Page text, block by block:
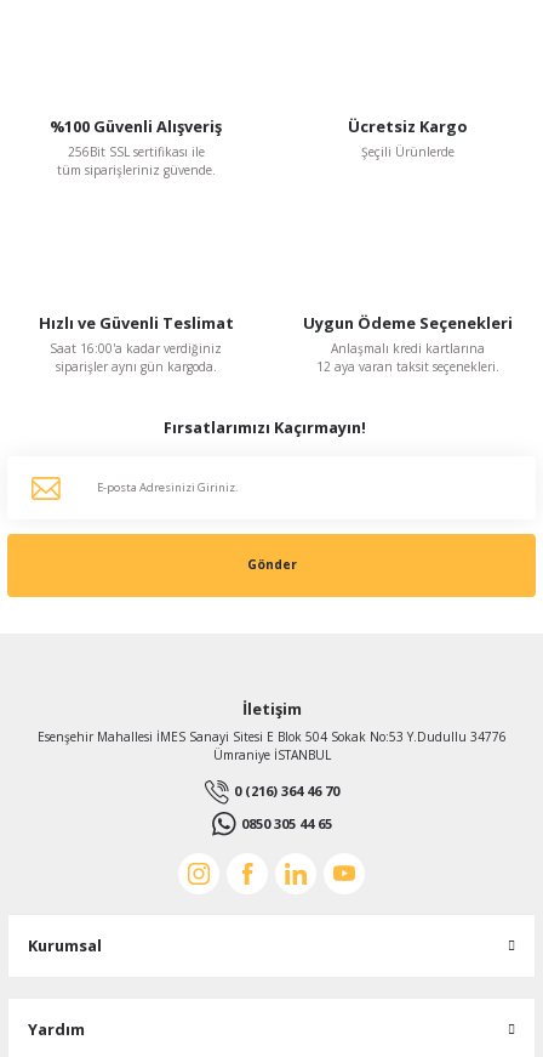
%100 Güvenli Alışveriş
256Bit SSL sertifikası ile
tüm siparişleriniz güvende.
Ücretsiz Kargo
Şeçili Ürünlerde
Hızlı ve Güvenli Teslimat
Saat 16:00'a kadar verdiğiniz
siparişler aynı gün kargoda.
Uygun Ödeme Seçenekleri
Anlaşmalı kredi kartlarına
12 aya varan taksit seçenekleri.
Fırsatlarımızı Kaçırmayın!
Gönder
İletişim
Esenşehir Mahallesi İMES Sanayi Sitesi E Blok 504 Sokak No:53 Y.Dudullu 34776
Ümraniye İSTANBUL
0 (216) 364 46 70
0850 305 44 65
Kurumsal
Yardım